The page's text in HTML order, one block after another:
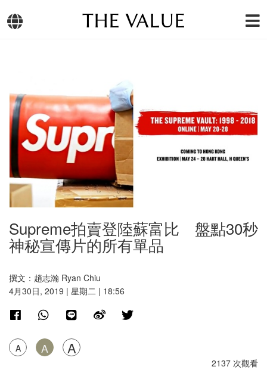
THE VALUE
Supreme拍賣登陸蘇富比 盤點30秒
神秘宣傳片的所有單品
撰文：趙志瀚 Ryan Chiu
4月30日, 2019 | 星期二 | 18:56
A A A
2137 次觀看